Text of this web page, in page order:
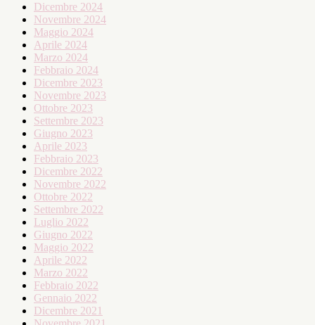
Dicembre 2024
Novembre 2024
Maggio 2024
Aprile 2024
Marzo 2024
Febbraio 2024
Dicembre 2023
Novembre 2023
Ottobre 2023
Settembre 2023
Giugno 2023
Aprile 2023
Febbraio 2023
Dicembre 2022
Novembre 2022
Ottobre 2022
Settembre 2022
Luglio 2022
Giugno 2022
Maggio 2022
Aprile 2022
Marzo 2022
Febbraio 2022
Gennaio 2022
Dicembre 2021